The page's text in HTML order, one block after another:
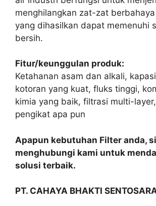
menghilangkan zat-zat
yang dihasilkan dapat memenuhi
bersih.
Fitur/keunggulan produk:
Ketahanan asam dan alkali,
kotoran yang kuat, fluks tinggi,
kimia yang baik, filtrasi multi-
pengikat apa pun
Apapun kebutuhan Filter anda,
menghubungi kami untuk
solusi terbaik.
PT. CAHAYA BHAKTI